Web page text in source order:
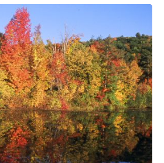
het gebied kan krijgen.
ligt het Marconi Station
op 19 januari 1903 de
draadloze verbinding
Roosevelt en de
VII tot stand bracht. Het
is nu alleen nog maar een
vrij spel op heeft.